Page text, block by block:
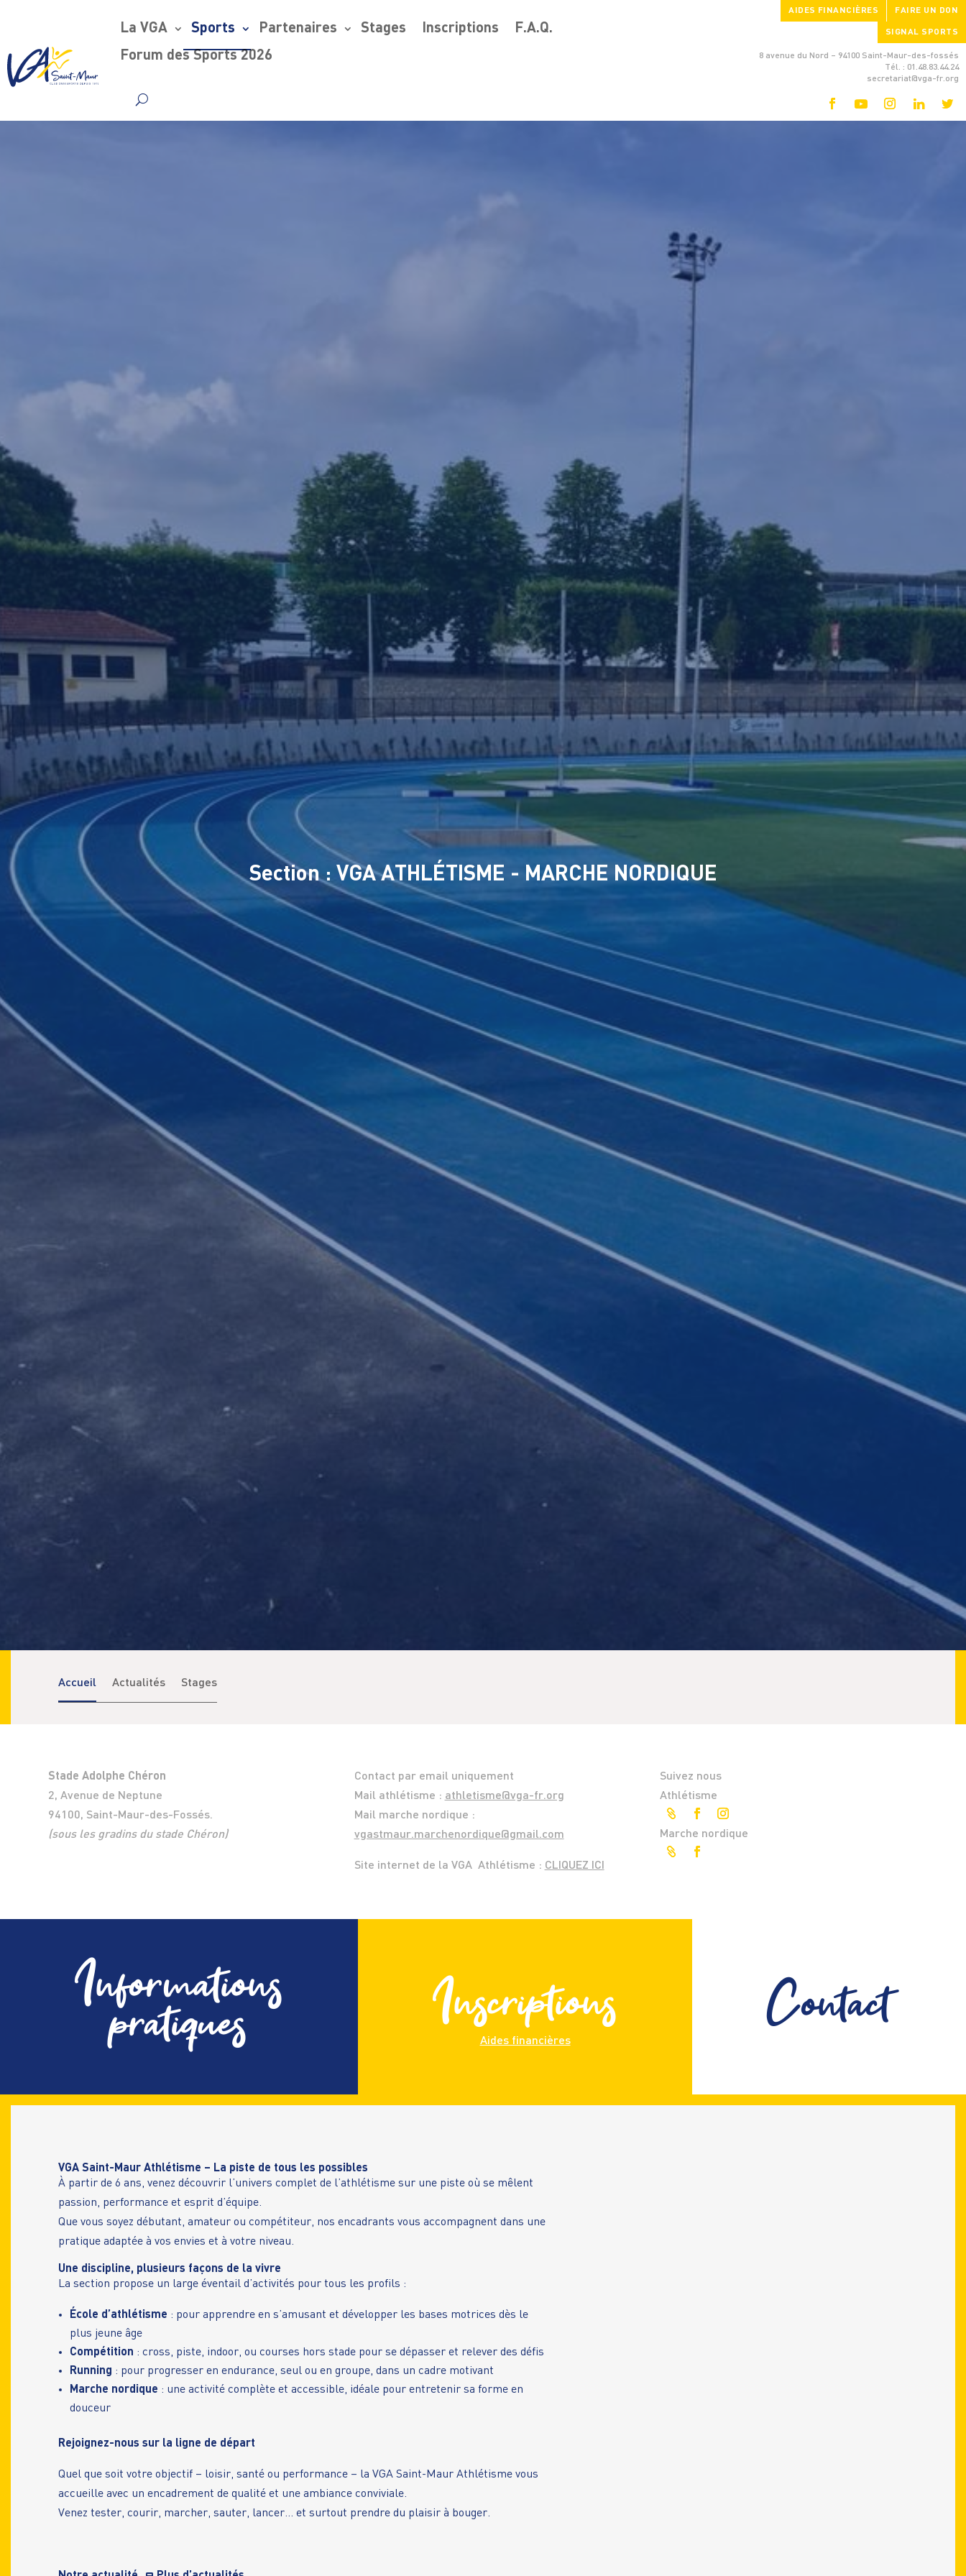
La VGA Sports Partenaires Stages Inscriptions
F.A.Q.
Forum des Sports 2026
AIDES FINANCIÈRES FAIRE UN DON
SIGNAL SPORTS
8 avenue du Nord – 94100 Saint-Maur-des-fossés
Tél. : 01.48.83.44.24
secretariat@vga-fr.org
Section : VGA ATHLÉTISME - MARCHE NORDIQUE
Accueil Actualités Stages
Stade Adolphe Chéron
2, Avenue de Neptune
94100, Saint-Maur-des-Fossés.
(sous les gradins du stade Chéron)
Contact par email uniquement
Mail athlétisme : athletisme@vga-fr.org
Mail marche nordique :
vgastmaur.marchenordique@gmail.com
Site internet de la VGA Athlétisme : CLIQUEZ ICI
Suivez nous
Athlétisme
Marche nordique
Informations
pratiques Inscriptions
Aides financières
Contact
VGA Saint-Maur Athlétisme – La piste de tous les possibles
À partir de 6 ans, venez découvrir l’univers complet de l’athlétisme sur une piste où se mêlent
passion, performance et esprit d’équipe.
Que vous soyez débutant, amateur ou compétiteur, nos encadrants vous accompagnent dans une
pratique adaptée à vos envies et à votre niveau.
Une discipline, plusieurs façons de la vivre
La section propose un large éventail d’activités pour tous les profils :
École d’athlétisme : pour apprendre en s’amusant et développer les bases motrices dès le
plus jeune âge
Compétition : cross, piste, indoor, ou courses hors stade pour se dépasser et relever des défis
Running : pour progresser en endurance, seul ou en groupe, dans un cadre motivant
Marche nordique : une activité complète et accessible, idéale pour entretenir sa forme en
douceur
Rejoignez-nous sur la ligne de départ
Quel que soit votre objectif – loisir, santé ou performance – la VGA Saint-Maur Athlétisme vous
accueille avec un encadrement de qualité et une ambiance conviviale.
Venez tester, courir, marcher, sauter, lancer… et surtout prendre du plaisir à bouger.